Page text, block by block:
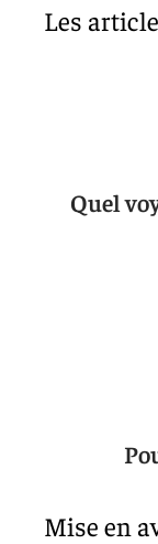
Les
Quel
Mise en